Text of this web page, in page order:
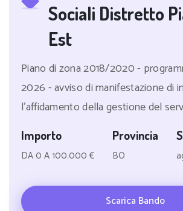
Sociali Distretto
Est
Piano di zona 2018/2020 -
2026 - avviso di manifestazione di
l'affidamento della gestione del
Importo
DA 0 A 100.000 €
Provincia
BO
Scarica Bando